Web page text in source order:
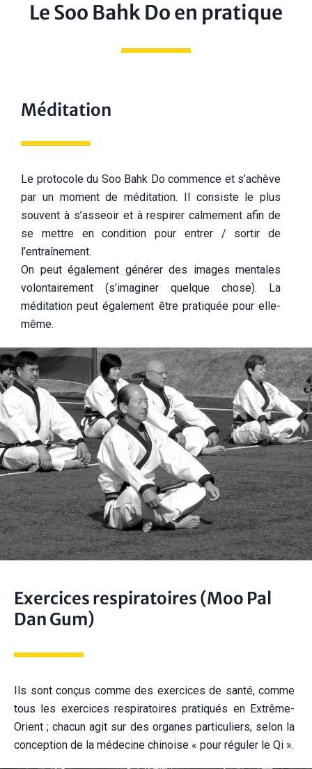
Le Soo Bahk Do en pratique
Méditation
Le protocole du Soo Bahk Do commence et s’achève
par un moment de méditation. Il consiste le plus
souvent à s’asseoir et à respirer calmement afin de
se mettre en condition pour entrer / sortir de
l’entraînement.
On peut également générer des images mentales
volontairement (s’imaginer quelque chose). La
méditation peut également être pratiquée pour elle-
même.
Exercices respiratoires (Moo Pal
Dan Gum)
Ils sont conçus comme des exercices de santé, comme
tous les exercices respiratoires pratiqués en Extrême-
Orient ; chacun agit sur des organes particuliers, selon la
conception de la médecine chinoise « pour réguler le Qi ».